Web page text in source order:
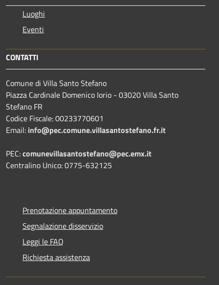
Luoghi
Eventi
CONTATTI
Comune di Villa Santo Stefano
Piazza Cardinale Domenico Iorio - 03020 Villa Santo
Stefano FR
Codice Fiscale: 00233770601
Email: info@pec.comune.villasantostefano.fr.it
PEC:comunevillasantostefano@pec.emx.it
Centralino Unico: 0775-632125
Prenotazione appuntamento
Segnalazione disservizio
Leggi le FAQ
Richiesta assistenza